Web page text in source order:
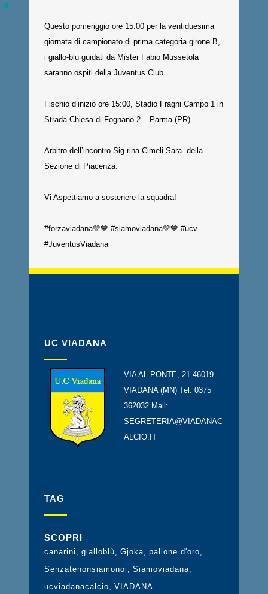
Questo pomeriggio ore 15:00 per la ventiduesima
giornata di campionato di prima categoria girone B,
i giallo-blu guidati da Mister Fabio Mussetola
saranno ospiti della Juventus Club.
Fischio d’inizio ore 15:00, Stadio Fragni Campo 1 in
Strada Chiesa di Fognano 2 – Parma (PR)
Arbitro dell’incontro Sig.rina Cimeli Sara della
Sezione di Piacenza.
Vi Aspettiamo a sostenere la squadra!
#forzaviadana💛💙 #siamoviadana💛💙 #ucv
#JuventusViadana
UC VIADANA
VIA AL PONTE, 21 46019
VIADANA (MN) Tel: 0375
362032 Mail:
SEGRETERIA@VIADANAC
ALCIO.IT
TAG
SCOPRI
canarini gialloblù Gjoka pallone d'oro
Senzatenonsiamonoi
Siamoviadana
ucviadanacalcio
VIADANA